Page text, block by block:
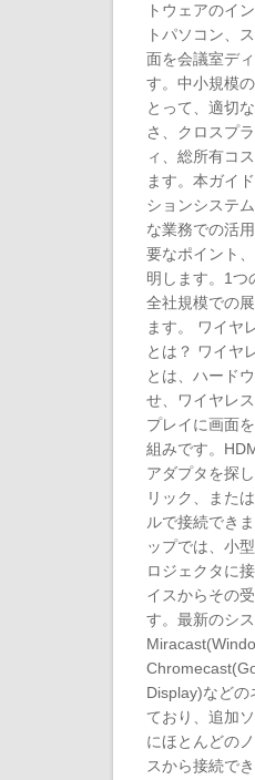
トウェアのイ
トパソコン、
面を会議室デ
す。中小規模
とって、適切
さ、クロスプ
ィ、総所有コ
ます。本ガイ
ションシステ
な業務での活
要なポイント
明します。1つ
全社規模での
ます。 ワイヤ
とは？ ワイヤ
とは、ハード
せ、ワイヤレ
プレイに画面
組みです。
アダプタを探
リック、また
ルで接続でき
ップでは、小
ロジェクタに
イスからその
す。最新のシ
Display)などの
ており、追加
にほとんどの
スから接続で